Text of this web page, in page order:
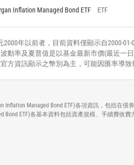
Inflation Managed Bond ETF ETF
年以前者，目前資料僅顯示自2000-
動率及夏普值是以基金最新市價(最近一日
方資訊顯示之幣別為主，可能因匯率導致
Inflation Managed Bond ETF)各項資訊，包括
Bond ETF)各基本資料包括資產規模、手續費